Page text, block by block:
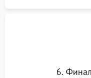
6.